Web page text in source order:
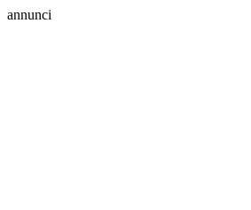
annunci